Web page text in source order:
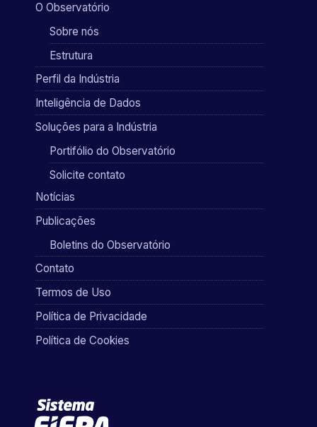
O Observatório
Sobre nós
Estrutura
Perfil da Indústria
Inteligência de Dados
Soluções para a Indústria
Portifólio do Observatório
Solicite contato
Notícias
Publicações
Boletins do Observatório
Contato
Termos de Uso
Política de Privacidade
Política de Cookies